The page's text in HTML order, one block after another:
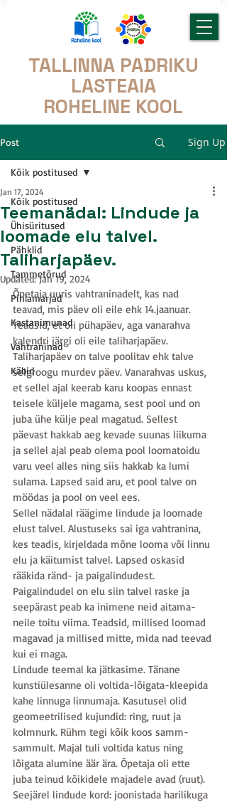
TALLINNA PADRIKU
LASTEAIA
ROHELINE KOOL
Post Sign Up
Kõik postitused
Ühisüritused
Pähklid
Tammetõrud
Pihlamarjad
Kastanimunad
Vahtraninad
Käbid
Kõik postitused
Teemanädal: Lindude ja
loomade elu talvel.
Taliharjapäev.
Jan 17, 2024
Updated:Jan 19, 2024
Õpetaja uuris vahtraninadelt, kas nad
teavad, mis päev oli eile ehk 14.jaanuar.
Teadsid, et oli pühapäev, aga vanarahva
kalendri järgi oli eile taliharjapäev.
Taliharjapäev on talve poolitav ehk talve
selgroogu murdev päev. Vanarahvas uskus,
et sellel ajal keerab karu koopas ennast
teisele küljele magama, sest pool und on
juba ühe külje peal magatud. Sellest
päevast hakkab aeg kevade suunas liikuma
ja sellel ajal peab olema pool loomatoidu
varu veel alles ning siis hakkab ka lumi
sulama. Lapsed said aru, et pool talve on
möödas ja pool on veel ees.
Sellel nädalal räägime lindude ja loomade
elust talvel. Alustuseks sai iga vahtranina,
kes teadis, kirjeldada mõne looma või linnu
elu ja käitumist talvel. Lapsed oskasid
rääkida ränd- ja paigalindudest.
Paigalindudel on elu siin talvel raske ja
seepärast peab ka inimene neid aitama-
neile toitu viima. Teadsid, millised loomad
magavad ja millised mitte, mida nad teevad
kui ei maga.
Lindude teemal ka jätkasime. Tänane
kunstiülesanne oli voltida-lõigata-kleepida
kahe linnuga linnumaja. Kasutusel olid
geomeetrilised kujundid: ring, ruut ja
kolmnurk. Rühm tegi kõik koos samm-
sammult. Majal tuli voltida katus ning
lõigata alumine äär ära. Õpetaja oli ette
juba teinud kõikidele majadele avad (ruut).
Seejärel lindude kord: joonistada harilikuga